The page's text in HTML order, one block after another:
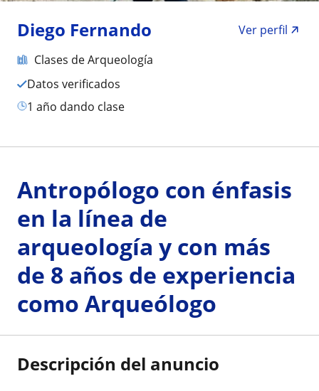
Diego Fernando
Ver perfil
Clases de Arqueología
Datos verificados
1 año dando clase
Antropólogo con énfasis
en la línea de
arqueología y con más
de 8 años de experiencia
como Arqueólogo
Descripción del anuncio